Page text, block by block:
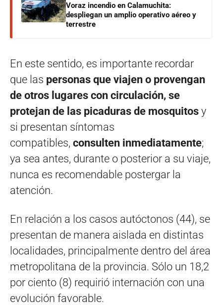
Voraz incendio en Calamuchita:
despliegan un amplio operativo aéreo y
terrestre
En este sentido, es importante recordar
que las personas que viajen o provengan
de otros lugares con circulación, se
protejan de las picaduras de mosquitos y
si presentan síntomas
compatibles, consulten inmediatamente;
ya sea antes, durante o posterior a su viaje,
nunca es recomendable postergar la
atención.
En relación a los casos autóctonos (44), se
presentan de manera aislada en distintas
localidades, principalmente dentro del área
metropolitana de la provincia. Sólo un 18,2
por ciento (8) requirió internación con una
evolución favorable.